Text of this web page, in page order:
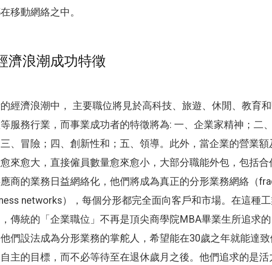
移動網絡之中。
濟浪潮成功特徵
經濟浪潮中， 主要職位將見於高科技、旅遊、休閒、教育
服務行業，而事業成功者的特徵將為: 一、企業家精神；二
、冒險；四、創新性和；五、領導。此外，當企業的營業額
來愈大，直接僱員數量愈來愈小，大部分職能外包，包括合
商的業務日益網絡化，他們將成為真正的分形業務網絡（
networks），每個分形都完全面向客戶和市場。在這種
傳統的「企業職位」不再是頂尖商學院MBA畢業生所追求的
們設法成為分形業務的掌舵人，希望能在30歲之年就能達致
主的目標，而不必等待至在退休歲月之後。他們追求的是活